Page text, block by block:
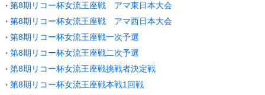
第8期リコー杯女流王座戦 アマ東日本大会
第8期リコー杯女流王座戦 アマ西日本大会
第8期リコー杯女流王座戦一次予選
第8期リコー杯女流王座戦二次予選
第8期リコー杯女流王座戦挑戦者決定戦
第8期リコー杯女流王座戦本戦1回戦